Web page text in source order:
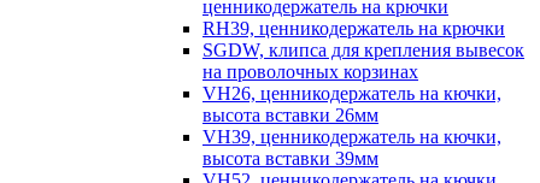
ценникодержатель на крючки
RH39, ценникодержатель на крючки
SGDW, клипса для крепления вывесок
на проволочных корзинах
VH26, ценникодержатель на кючки,
высота вставки 26мм
VH39, ценникодержатель на кючки,
высота вставки 39мм